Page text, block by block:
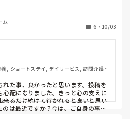
らお金の話や仕事の話になるとそ
は山々ですが、辞めて1週間程しか
と思いますが、母親と話すのが疲れ
すが、そんなお金もないため結局
。
てみないと誰にも理解されないだ
んどいです。きえてなくなりたい
用者からの虐め、悪口が時々フラ
しくなります。
めてカウセリングを受けました。
ム
6 ・ 10/03
養, ショートステイ, デイサービス, 訪問介護,
れた事、良かったと思います。投稿を
心配になりました。きっと心の支えに
来るだけ続けて行かれると良いと思い
のは最近ですか？今は、ご自身の事を